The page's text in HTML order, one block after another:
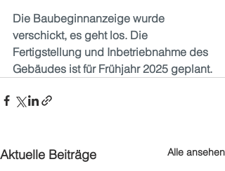
Die Baubeginnanzeige wurde
verschickt, es geht los. Die
Fertigstellung und Inbetriebnahme des
Gebäudes ist für Frühjahr 2025 geplant.
Aktuelle Beiträge Alle ansehen